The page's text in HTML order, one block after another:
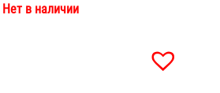
Нет в наличии